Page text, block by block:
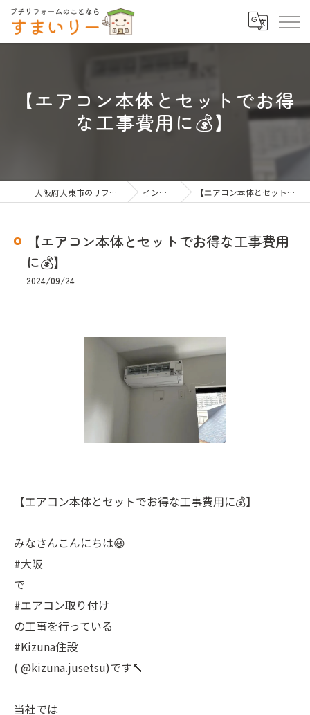
【エアコン本体とセットでお得
な工事費用に💰】
大阪府大東市のリフォームならすまいりー インスタグラム 【エアコン本体とセットでお得な工事費用に💰】
【エアコン本体とセットでお得な工事費用
に💰】
2024/09/24
【エアコン本体とセットでお得な工事費用に💰】
みなさんこんにちは😃
#大阪
で
#エアコン取り付け
の工事を行っている
#Kizuna住設
( @kizuna.jusetsu)です🔨
当社では